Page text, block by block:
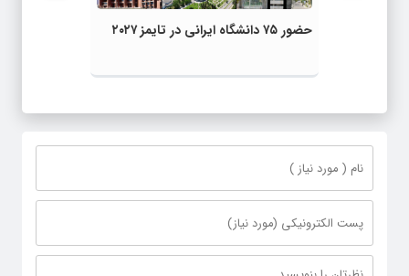
حضور ۷۵ دانشگاه ایرانی در تایمز ۲۰۲۷